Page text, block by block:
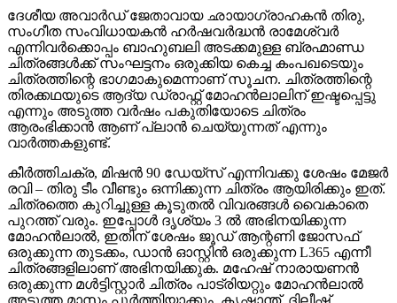
ദേശീയ അവാർഡ് ജേതാവായ ഛായാഗ്രാഹകൻ തിരു,
സംഗീത സംവിധായകൻ ഹർഷവർദ്ധൻ രാമേശ്വർ
എന്നിവർക്കൊപ്പം ബാഹുബലി അടക്കമുള്ള ബ്രഹ്മാണ്ഡ
ചിത്രങ്ങൾക്ക് സംഘട്ടനം ഒരുക്കിയ കെച്ച കംപഖടെയും
ചിത്രത്തിന്റെ ഭാഗമാകുമെന്നാണ് സൂചന. ചിത്രത്തിന്റെ
തിരക്കഥയുടെ ആദ്യ ഡ്രാഫ്റ്റ് മോഹൻലാലിന് ഇഷ്ടപ്പെട്ടു
എന്നും അടുത്ത വർഷം പകുതിയോടെ ചിത്രം
ആരംഭിക്കാൻ ആണ് പ്ലാൻ ചെയ്യുന്നത് എന്നും
വാർത്തകളുണ്ട്.
കീർത്തിചക്ര, മിഷൻ 90 ഡേയ്സ് എന്നിവക്കു ശേഷം മേജർ
രവി – തിരു ടീം വീണ്ടും ഒന്നിക്കുന്ന ചിത്രം ആയിരിക്കും ഇത്.
ചിത്രത്തെ കുറിച്ചുള്ള കൂടുതൽ വിവരങ്ങൾ വൈകാതെ
പുറത്ത് വരും. ഇപ്പോൾ ദൃശ്യം 3 ൽ അഭിനയിക്കുന്ന
മോഹൻലാൽ, ഇതിന് ശേഷം ജൂഡ് ആന്റണി ജോസഫ്
ഒരുക്കുന്ന തുടക്കം, ഡാൻ ഓസ്റ്റിൻ ഒരുക്കുന്ന L365 എന്നീ
ചിത്രങ്ങളിലാണ് അഭിനയിക്കുക. മഹേഷ് നാരായണൻ
ഒരുക്കുന്ന മൾട്ടിസ്റ്റാർ ചിത്രം പാട്രിയറ്റും മോഹൻലാൽ
അടുത്ത മാസം പൂർത്തിയാക്കും. കൃഷാന്ത്‌, ദിലീഷ്